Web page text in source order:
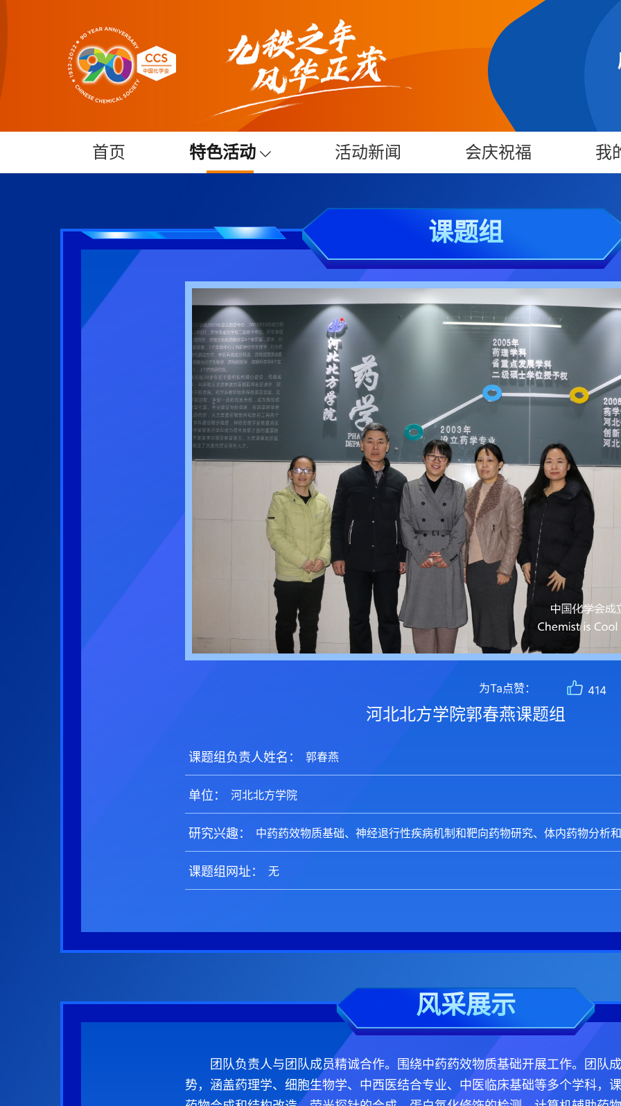
首页 特色活动 活动新闻 会庆祝福 我
课题组
为Ta点赞： 414
河北北方学院郭春燕课题组
课题组负责人姓名：
单位：
研究兴趣：
课题组网址：
风采展示
团队负责人与团队成员精诚合作。围绕中药药效物质基础开展工作。团队
势，涵盖药理学、细胞生物学、中西医结合专业、中医临床基础等多个学科，